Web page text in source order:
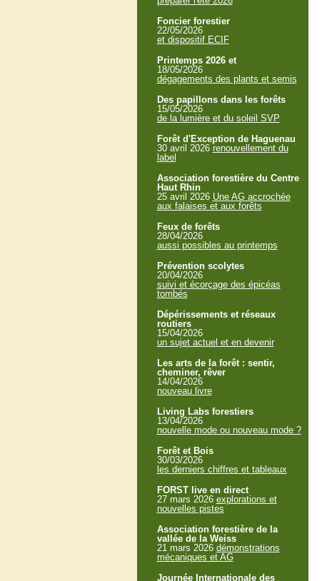
Foncier forestier
22/05/2026
et dispositif ECIF
Printemps 2026 et
18/05/2026
dégagements des plants et semis
Des papillons dans les forêts
15/05/2026
de la lumière et du soleil SVP
Forêt d'Exception de Haguenau
30 avril 2026 renouvellement du
label
Association forestière du Centre
Haut Rhin
25 avril 2026 Une AG accrochée
aux falaises et aux forêts
Feux de forêts
28/04/2026
aussi possibles au printemps
Prévention scolytes
20/04/2026
suivi et écorçage des épicéas
tombés
Dépérissements et réseaux
routiers
15/04/2026
un sujet actuel et en devenir
Les arts de la forêt : sentir,
cheminer, rêver
14/04/2026
nouveau livre
Living Labs forestiers
13/04/2026
nouvelle mode ou nouveau mode ?
Forêt et Bois
30/03/2026
les derniers chiffres et tableaux
FORST live en direct
27 mars 2026 explorations et
nouvelles pistes
Association forestière de la
vallée de la Weiss
21 mars 2026 démonstrations
mécaniques et AG
Journée Internationale des